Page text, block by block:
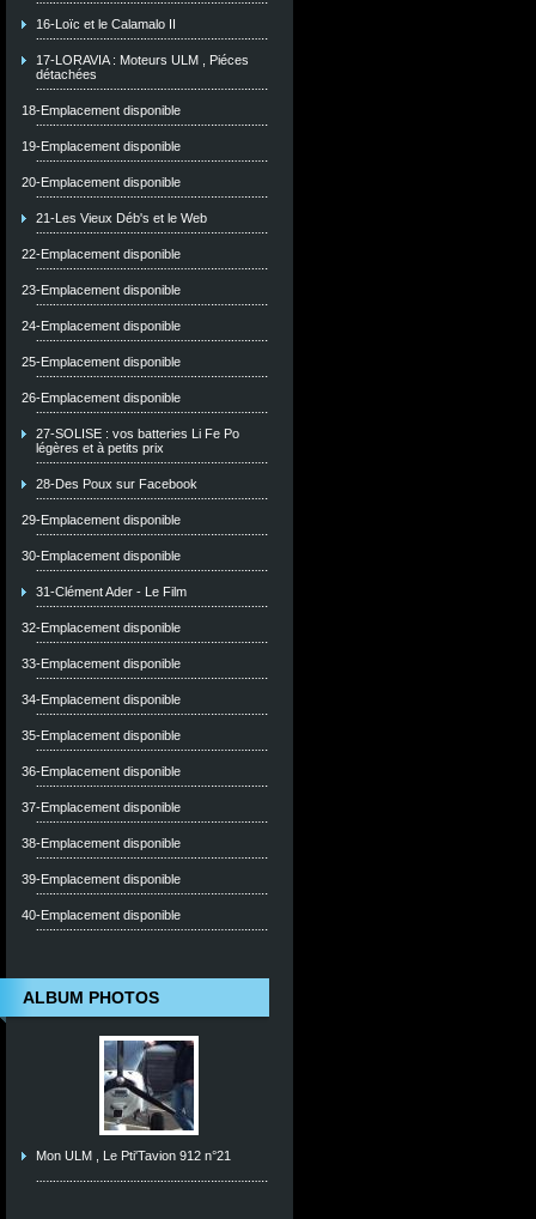
16-Loïc et le Calamalo II
17-LORAVIA : Moteurs ULM , Piéces
détachées
18-Emplacement disponible
19-Emplacement disponible
20-Emplacement disponible
21-Les Vieux Déb's et le Web
22-Emplacement disponible
23-Emplacement disponible
24-Emplacement disponible
25-Emplacement disponible
26-Emplacement disponible
27-SOLISE : vos batteries Li Fe Po
légères et à petits prix
28-Des Poux sur Facebook
29-Emplacement disponible
30-Emplacement disponible
31-Clément Ader - Le Film
32-Emplacement disponible
33-Emplacement disponible
34-Emplacement disponible
35-Emplacement disponible
36-Emplacement disponible
37-Emplacement disponible
38-Emplacement disponible
39-Emplacement disponible
40-Emplacement disponible
ALBUM PHOTOS
Mon ULM , Le Pti'Tavion 912 n°21